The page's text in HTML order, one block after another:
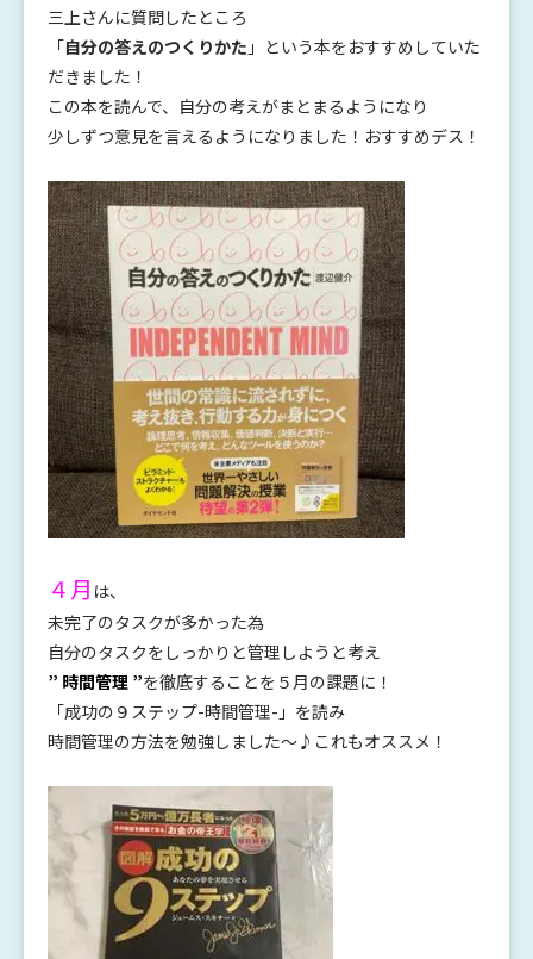
三上さんに質問したところ
「自分の答えのつくりかた 」という本をおすすめしていた
だきました！
この本を読んで、自分の考えがまとまるようになり
少しずつ意見を言えるようになりました！おすすめデス！
４月 は、
未完了のタスクが多かった為
自分のタスクをしっかりと管理しようと考え
” 時間管理 ”を徹底することを５月の課題に！
「成功の９ステップ-時間管理-」を読み
時間管理の方法を勉強しました～♪これもオススメ！